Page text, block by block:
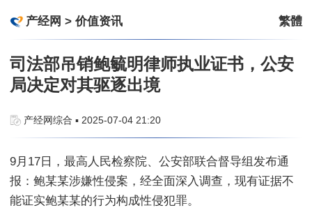
产经网 > 价值资讯 繁體
司法部吊销鲍毓明律师执业证书，公安
局决定对其驱逐出境
产经网综合 ▪ 2025-07-04 21:20
9月17日，最高人民检察院、公安部联合督导组发布通
报：鲍某某涉嫌性侵案，经全面深入调查，现有证据不
能证实鲍某某的行为构成性侵犯罪。